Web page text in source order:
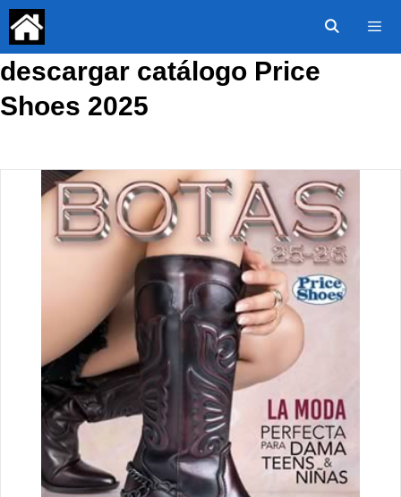
Saltar
contenido
descargar catálogo Price
Shoes 2025